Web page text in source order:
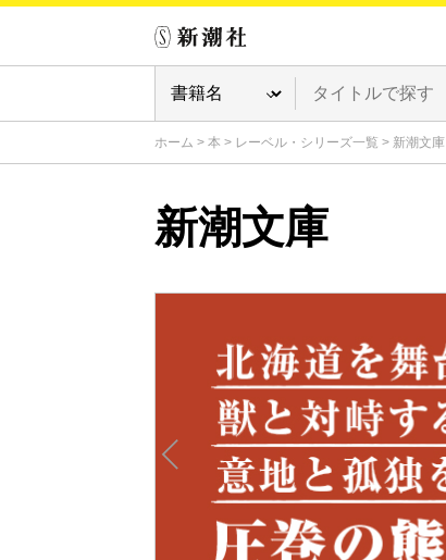
ホーム > 本 > レーベル・シリーズ一覧 > 新潮文庫
新潮文庫